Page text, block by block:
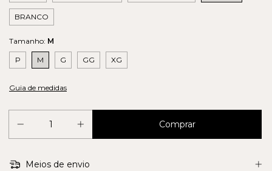
BRANCO
Tamanho: M
P M G GG XG
Guia de medidas
Meios de envio